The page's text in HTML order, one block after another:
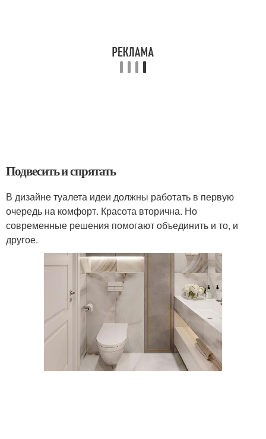
Подвесить и спрятать
В дизайне туалета идеи должны работать в первую
очередь на комфорт. Красота вторична. Но
современные решения помогают объединить и то, и
другое.